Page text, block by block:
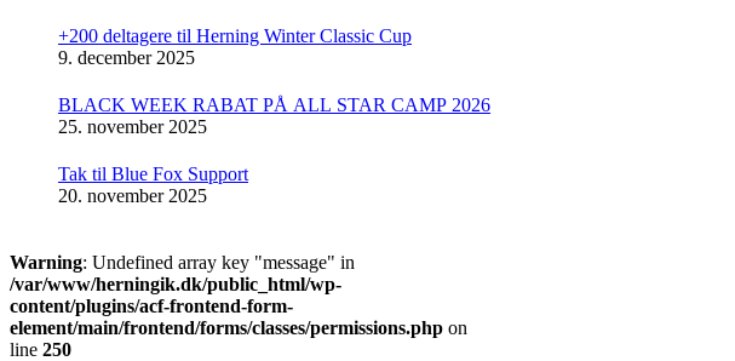
+200 deltagere til Herning Winter Classic Cup
9. december 2025
BLACK WEEK RABAT PÅ ALL STAR CAMP 2026
25. november 2025
Tak til Blue Fox Support
20. november 2025
Warning: Undefined array key "message" in
/var/www/herningik.dk/public_html/wp-
content/plugins/acf-frontend-form-
element/main/frontend/forms/classes/permissions.php on
line 250